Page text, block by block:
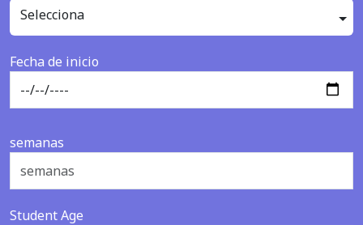
Selecciona
Fecha de inicio
semanas
Student Age